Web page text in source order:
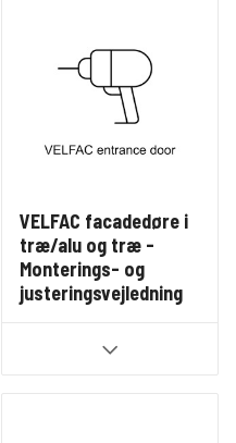
VELFAC facadedøre i
træ/alu og træ -
Monterings- og
justeringsvejledning